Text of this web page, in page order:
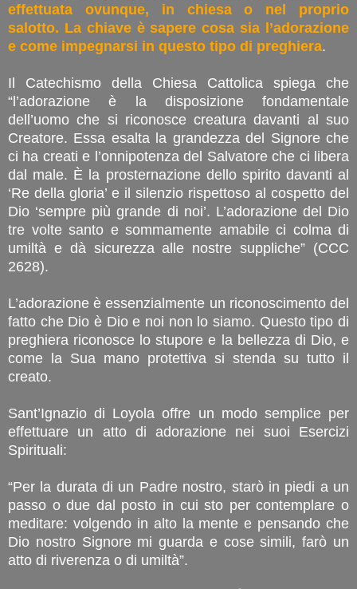
effettuata ovunque, in chiesa o nel proprio
salotto. La chiave è sapere cosa sia l’adorazione
e come impegnarsi in questo tipo di preghiera.
Il Catechismo della Chiesa Cattolica spiega che
“l’adorazione è la disposizione fondamentale
dell’uomo che si riconosce creatura davanti al suo
Creatore. Essa esalta la grandezza del Signore che
ci ha creati e l’onnipotenza del Salvatore che ci libera
dal male. È la prosternazione dello spirito davanti al
‘Re della gloria’ e il silenzio rispettoso al cospetto del
Dio ‘sempre più grande di noi’. L’adorazione del Dio
tre volte santo e sommamente amabile ci colma di
umiltà e dà sicurezza alle nostre suppliche” (CCC
2628).
L’adorazione è essenzialmente un riconoscimento del
fatto che Dio è Dio e noi non lo siamo. Questo tipo di
preghiera riconosce lo stupore e la bellezza di Dio, e
come la Sua mano protettiva si stenda su tutto il
creato.
Sant’Ignazio di Loyola offre un modo semplice per
effettuare un atto di adorazione nei suoi Esercizi
Spirituali:
“Per la durata di un Padre nostro, starò in piedi a un
passo o due dal posto in cui sto per contemplare o
meditare: volgendo in alto la mente e pensando che
Dio nostro Signore mi guarda e cose simili, farò un
atto di riverenza o di umiltà”.